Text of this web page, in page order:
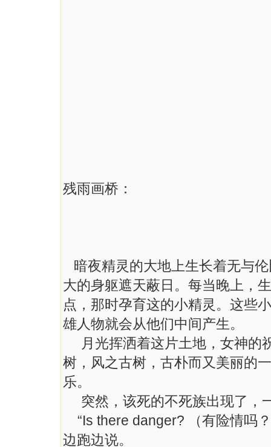
残雨画桥：
暗夜精灵的大地上生长着无与
大的身躯遮天蔽日。每当晚上，
点，那时孕育这的小精灵。这些
雄人物就会从他们中间产生。
月光挥洒着这片土地，女神的
树，风之古树，古朴而又美丽的
乐。
突然，该死的不死族出现了，
“Is there danger? （有险情吗
边跑边说。